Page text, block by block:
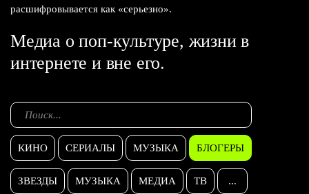
расшифровывается как «серьезно».
Медиа о поп-культуре, жизни в
интернете и вне его.
КИНО СЕРИАЛЫ МУЗЫКА БЛОГЕРЫ
ЗВЕЗДЫ МУЗЫКА МЕДИА ТВ ...